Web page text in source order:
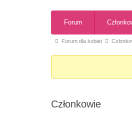
Forum
Forum dla kobiet
Członkowie